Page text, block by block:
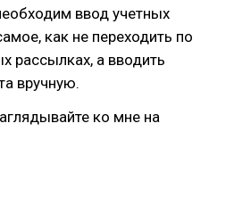
ввод учетных
как не переходить по
рассылках, а вводить
вручную.
ко мне на